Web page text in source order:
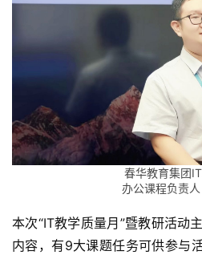
春华教育集团
办公课程负责
本次“IT教学质量月”暨教研活动
内容，有9大课题任务可供参与